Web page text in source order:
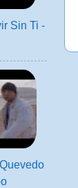
Sin Ti -